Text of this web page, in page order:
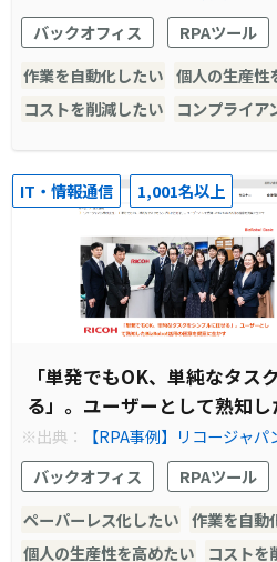
i」でバックオフィスの負担を軽減 |
社「BizRobo!（ビズロボ）」
バックオフィス
RPAツール
作業を自動化したい 個人の生産性
コストを削減したい
コンプライア
IT・情報通信 1,001名以上
「単発でもOK、単純なタス
る」。ユーザーとして熟知
意を提案に生かす
※出典：
【RPA事例】リコージャ
ーズ株式会社「BizRobo!（ビズロボ
バックオフィス
RPAツール
ペーパーレス化したい 作業を自動
個人の生産性を高めたい
コストを